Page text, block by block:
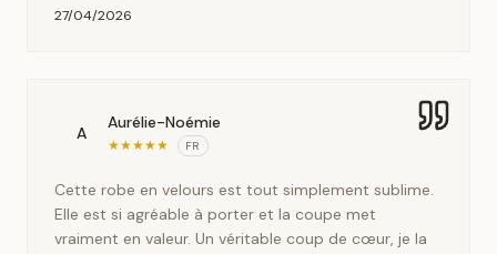
27/04/2026
A
Aurélie-Noémie
★★★★★ FR
Cette robe en velours est tout simplement sublime.
Elle est si agréable à porter et la coupe met
vraiment en valeur. Un véritable coup de cœur, je la